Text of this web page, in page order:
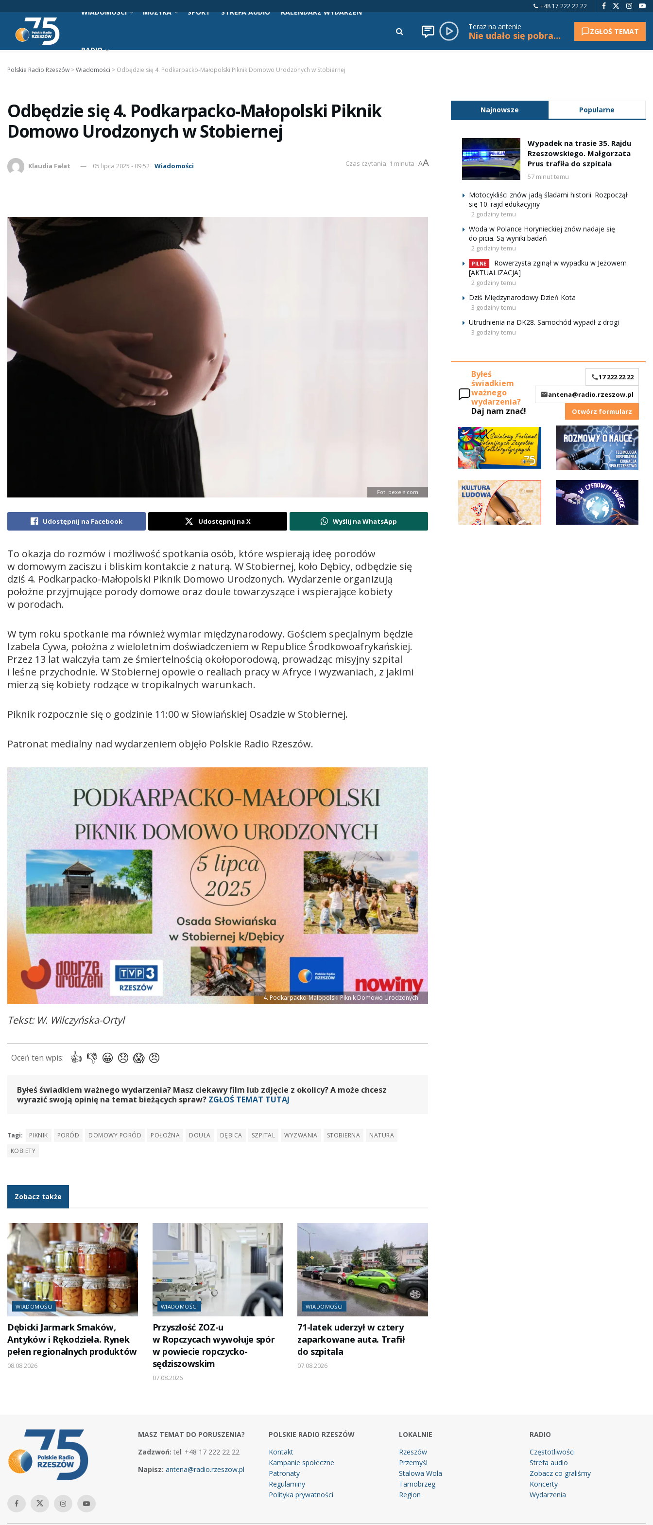
+48 17 222 22 22
WIADOMOŚCI MUZYKA SPORT STREFA AUDIO KALENDARZ WYDARZEŃ
RADIO
Teraz na antenie
Nie udało się pobrać tytułu. ZGŁOŚ TEMAT
Polskie Radio Rzeszów >Wiadomości > Odbędzie się 4. Podkarpacko-Małopolski Piknik Domowo Urodzonych w Stobiernej
Odbędzie się 4. Podkarpacko-Małopolski Piknik
Domowo Urodzonych w Stobiernej
Klaudia Fałat 05 lipca 2025 - 09:52 Wiadomości Czas czytania: 1 minuta AA
Fot. pexels.com
Udostępnij na Facebook Udostępnij na X Wyślij na WhatsApp
To okazja do rozmów i możliwość spotkania osób, które wspierają ideę porodów
w domowym zaciszu i bliskim kontakcie z naturą. W Stobiernej, koło Dębicy, odbędzie się
dziś 4. Podkarpacko-Małopolski Piknik Domowo Urodzonych. Wydarzenie organizują
położne przyjmujące porody domowe oraz doule towarzyszące i wspierające kobiety
w porodach.
W tym roku spotkanie ma również wymiar międzynarodowy. Gościem specjalnym będzie
Izabela Cywa, położna z wieloletnim doświadczeniem w Republice Środkowoafrykańskiej.
Przez 13 lat walczyła tam ze śmiertelnością okołoporodową, prowadząc misyjny szpital
i leśne przychodnie. W Stobiernej opowie o realiach pracy w Afryce i wyzwaniach, z jakimi
mierzą się kobiety rodzące w tropikalnych warunkach.
Piknik rozpocznie się o godzinie 11:00 w Słowiańskiej Osadzie w Stobiernej.
Patronat medialny nad wydarzeniem objęło Polskie Radio Rzeszów.
4. Podkarpacko-Małopolski Piknik Domowo Urodzonych
Tekst: W. Wilczyńska-Ortyl
Byłeś świadkiem ważnego wydarzenia? Masz ciekawy film lub zdjęcie z okolicy? A może chcesz
wyrazić swoją opinię na temat bieżących spraw? ZGŁOŚ TEMAT TUTAJ
Tagi: PIKNIK PORÓD DOMOWY PORÓD POŁOŻNA DOULA DĘBICA SZPITAL WYZWANIA STOBIERNA
NATURA
KOBIETY
Zobacz także
WIADOMOŚCI
Dębicki Jarmark Smaków,
Antyków i Rękodzieła. Rynek
pełen regionalnych produktów
08.08.2026
WIADOMOŚCI
Przyszłość ZOZ-u
w Ropczycach wywołuje spór
w powiecie ropczycko-
sędziszowskim
07.08.2026
WIADOMOŚCI
71-latek uderzył w cztery
zaparkowane auta. Trafił
do szpitala
07.08.2026
Najnowsze Popularne
Wypadek na trasie 35. Rajdu
Rzeszowskiego. Małgorzata
Prus trafiła do szpitala
57 minut temu
Motocykliści znów jadą śladami historii. Rozpoczął
się 10. rajd edukacyjny
2 godziny temu
Woda w Polance Horynieckiej znów nadaje się
do picia. Są wyniki badań
2 godziny temu
PILNE
Rowerzysta zginął w wypadku w Jeżowem
[AKTUALIZACJA]
2 godziny temu
Dziś Międzynarodowy Dzień Kota
3 godziny temu
Utrudnienia na DK28. Samochód wypadł z drogi
3 godziny temu
Byłeś
świadkiem
ważnego
wydarzenia?
Daj nam znać!
17 222 22 22
antena@radio.rzeszow.pl
Otwórz formularz
MASZ TEMAT DO PORUSZENIA?
Zadzwoń: tel. +48 17 222 22 22
Napisz: antena@radio.rzeszow.pl
POLSKIE RADIO RZESZÓW
Kontakt
Kampanie społeczne
Patronaty
Regulaminy
Polityka prywatności
LOKALNIE
Rzeszów
Przemyśl
Stalowa Wola
Tarnobrzeg
Region
RADIO
Częstotliwości
Strefa audio
Zobacz co graliśmy
Koncerty
Wydarzenia